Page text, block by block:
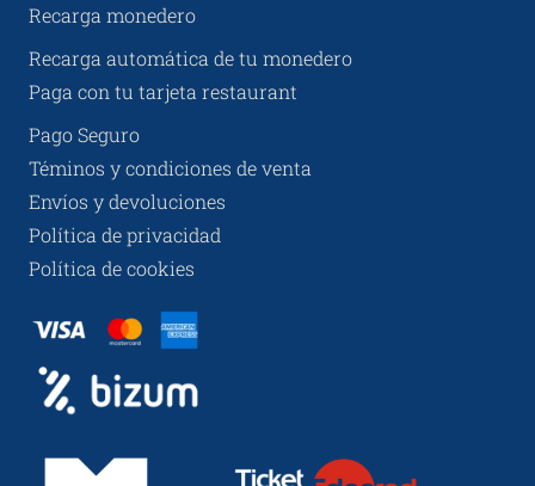
Recarga monedero
Recarga automática de tu monedero
Paga con tu tarjeta restaurant
Pago Seguro
Téminos y condiciones de venta
Envíos y devoluciones
Política de privacidad
Política de cookies